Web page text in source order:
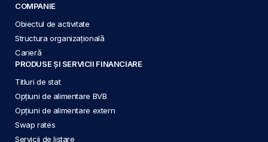
COMPANIE
Obiectul de activitate
Structura organizațională
Carieră
PRODUSE ȘI SERVICII FINANCIARE
Titluri de stat
Opțiuni de alimentare BVB
Opțiuni de alimentare extern
Swap rates
Servicii de listare